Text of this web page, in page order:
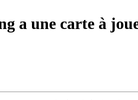
a une carte à